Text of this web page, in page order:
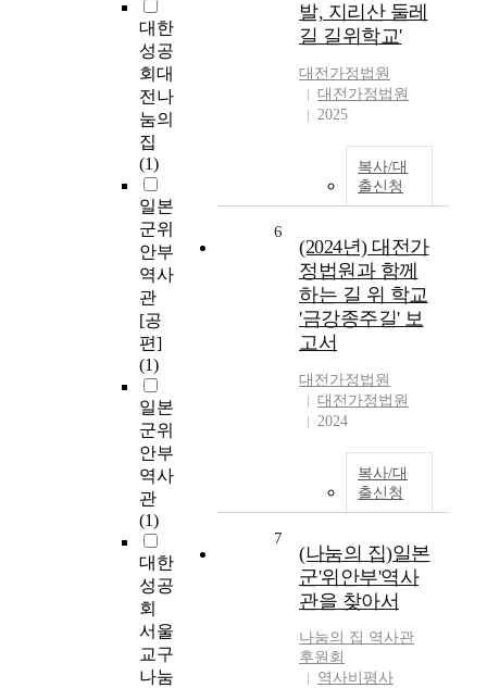
대한
성공
회대
전나
눔의
집
(1)
일본
군위
안부
역사
관
[공
편]
(1)
일본
군위
안부
역사
관
(1)
대한
성공
회
서울
교구
나눔
발, 지리산 둘레
길 길위학교'
대전가정법원
대전가정법원
2025
복사/대
출신청
6
(2024년) 대전가
정법원과 함께
하는 길 위 학교
'금강종주길' 보
고서
대전가정법원
대전가정법원
2024
복사/대
출신청
7
(나눔의 집)일본
군'위안부'역사
관을 찾아서
나눔의 집 역사관
후원회
역사비평사